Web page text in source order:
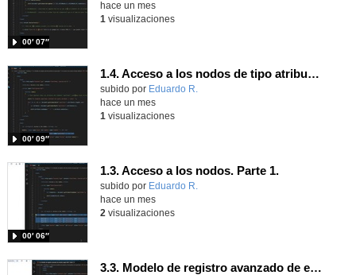
00′ 07″
hace un mes
1 visualizaciones
1.4. Acceso a los nodos de tipo atributo. Parte 1.
Contenido educativo.
subido por Eduardo R.
00′ 09″
hace un mes
1 visualizaciones
1.3. Acceso a los nodos. Parte 1.
Contenido educativo.
subido por Eduardo R.
00′ 06″
hace un mes
2 visualizaciones
3.3. Modelo de registro avanzado de eventos según W3C 1.